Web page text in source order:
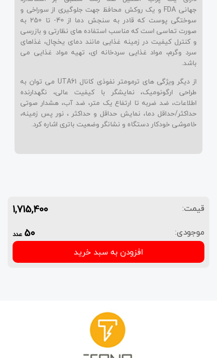
جهانی FDA و یک روکش محافظ جهت جلوگیری از سوراخی و
سوختگی پوست که قادر به سنجش دما از 40- تا 250 به
صورت تماسی است که مناسب استفاده های نظارتی و بازرسی
و کنترل کیفیت در زمینه غذایی مانند دمای یخچال، غذاهای
سرد وگرم، مواد غذایی سردخانه ای، تهیه مواد غذایی می
باشد.
از دیگر ویژگی های ترمومتر نفوذی کانال UTA61 می توان به
طراحی ارگونومیک، نمایشگر با کیفیت عالی، نگهدارنده
اطلاعات، ضد ضربه تا ارتفاع یک متر، ضد آب، هشدار صوتی
حداکثر/حداقل دما، نمایش حداقل و حداکثر ، نور پس زمینه،
خاموشی خودکار دستگاه و نشانگر وضعیت باتری اشاره کرد.
قیمت: 1,715,400
موجودی: 50 عدد
افزودن به سبد خرید